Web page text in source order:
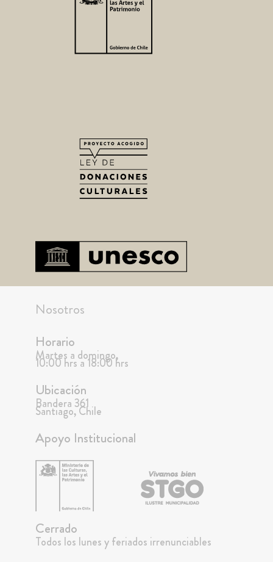
Nosotros
Horario
Martes a domingo,
10:00 hrs a 18:00 hrs
Ubicación
Bandera 361
Santiago, Chile
Apoyo Institucional
Cerrado
Todos los lunes y feriados irrenunciables